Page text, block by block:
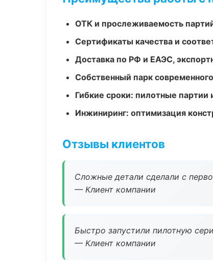
ОТК и прослеживаемость
Сертификаты качества и
Доставка по РФ и ЕАЭС,
Собственный парк
Гибкие сроки: пилотные партии
Инжиниринг: оптимизация
Отзывы клиентов
Сложные детали сделали с
— Клиент компании
Быстро запустили пилотную
— Клиент компании